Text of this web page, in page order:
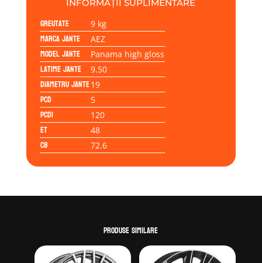
5/120/48/72,6
INFORMAȚII SUPLIMENTARE
Greutate 9 kg
Marca jante AEZ
Model jante Panama high gloss
Latime jante 9.50
Diametru jante19
PCD 5
PCD1 120
ET 48
CB 72.6
Produse similare